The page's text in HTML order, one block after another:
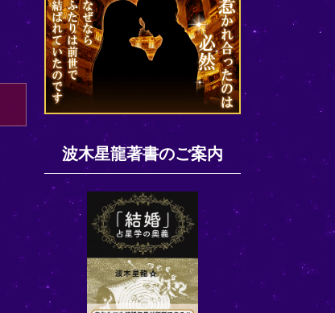
波木星龍著書のご案内